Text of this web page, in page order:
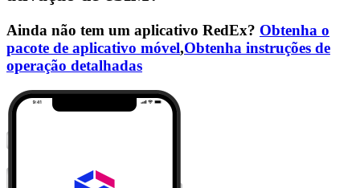
Ainda não tem um aplicativo RedEx? Obtenha o
pacote de aplicativo móvel,Obtenha instruções de
operação detalhadas